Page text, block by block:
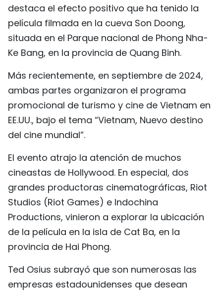
destaca el efecto positivo que ha tenido la
película filmada en la cueva Son Doong,
situada en el Parque nacional de Phong Nha-
Ke Bang, en la provincia de Quang Binh.
Más recientemente, en septiembre de 2024,
ambas partes organizaron el programa
promocional de turismo y cine de Vietnam en
EE.UU., bajo el tema “Vietnam, Nuevo destino
del cine mundial”.
El evento atrajo la atención de muchos
cineastas de Hollywood. En especial, dos
grandes productoras cinematográficas, Riot
Studios (Riot Games) e Indochina
Productions, vinieron a explorar la ubicación
de la película en la isla de Cat Ba, en la
provincia de Hai Phong.
Ted Osius subrayó que son numerosas las
empresas estadounidenses que desean